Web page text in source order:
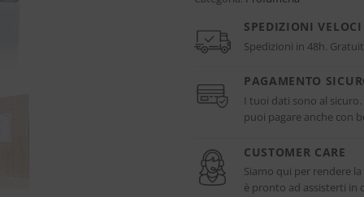
SPEDIZIONI VELOCI
Spedizioni in 48h.
PAGAMENTO
I tuoi dati sono al
puoi pagare anche con
CUSTOMER CARE
Siamo qui per rendere
è pronto ad assisterti in